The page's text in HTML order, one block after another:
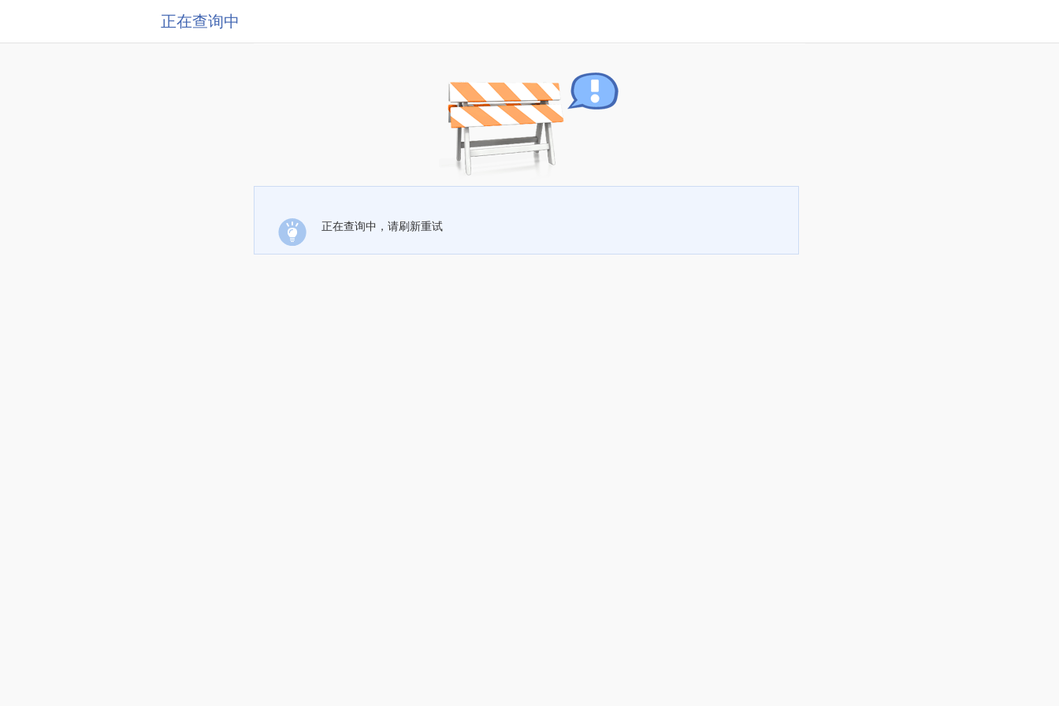
正在查询中
正在查询中，请刷新重试